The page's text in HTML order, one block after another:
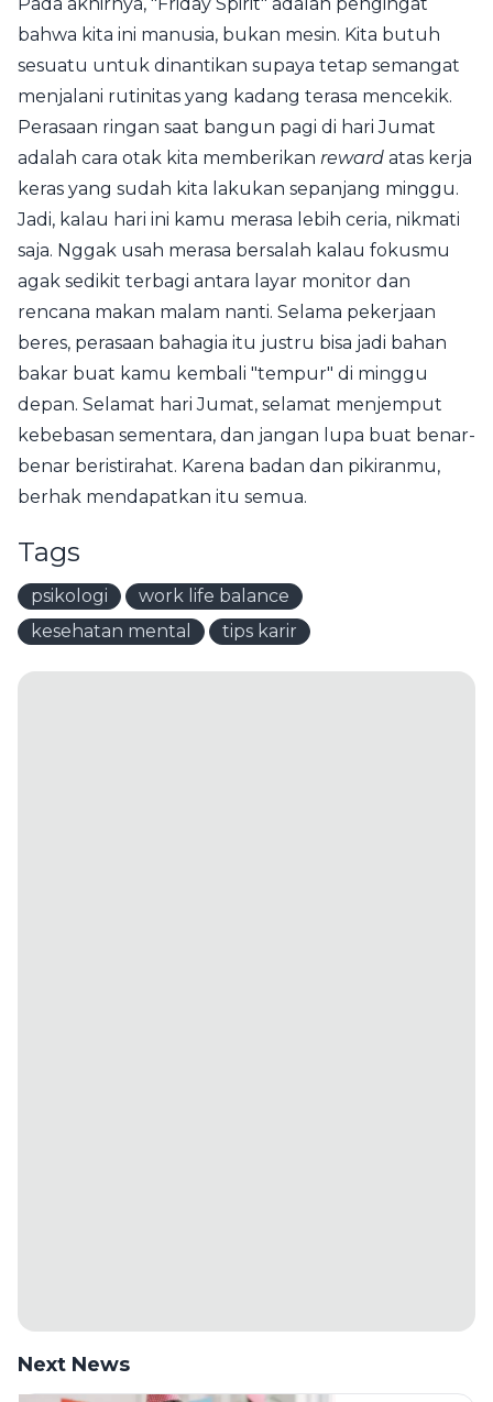
bahwa kita ini manusia, bukan mesin. Kita butuh
sesuatu untuk dinantikan supaya tetap semangat
menjalani rutinitas yang kadang terasa mencekik.
Perasaan ringan saat bangun pagi di hari Jumat
adalah cara otak kita memberikan reward atas kerja
keras yang sudah kita lakukan sepanjang minggu.
Jadi, kalau hari ini kamu merasa lebih ceria, nikmati
saja. Nggak usah merasa bersalah kalau fokusmu
agak sedikit terbagi antara layar monitor dan
rencana makan malam nanti. Selama pekerjaan
beres, perasaan bahagia itu justru bisa jadi bahan
bakar buat kamu kembali "tempur" di minggu
depan. Selamat hari Jumat, selamat menjemput
kebebasan sementara, dan jangan lupa buat benar-
benar beristirahat. Karena badan dan pikiranmu,
berhak mendapatkan itu semua.
Tags
psikologi
work life balance
kesehatan mental
tips karir
Next News